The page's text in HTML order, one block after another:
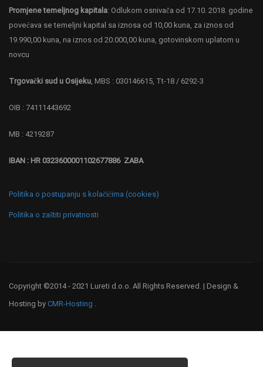
Promjene temeljnog kapitala: Odlukom osnivača od 17.10. 2018. godine
povećava se temeljni kapital sa iznosa od 10,00 kuna, za iznos od
19.990,00 kuna, na iznos od 20.000,00 kuna, gotovinskom uplatom u
novcu
Trgovački sud u Osijeku, MBS : 030146615, Tt-18 / 6292-3
OIB : 74111443692
MB : 4219287
IBAN : HR 0323600001102677886 ZABA
Politika o postupanju s kolačićima (cookies)
Politika o zaštiti privatnosti
Copyright ©2014 - 2021 Lureti d.o.o. All Rights Reserved. | Design &
Hosting by CMR-Hosting .